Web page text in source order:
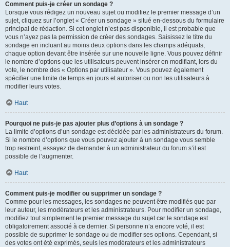
Comment puis-je créer un sondage ?
Lorsque vous rédigez un nouveau sujet ou modifiez le premier message d’un
sujet, cliquez sur l’onglet « Créer un sondage » situé en-dessous du formulaire
principal de rédaction. Si cet onglet n’est pas disponible, il est probable que
vous n’ayez pas la permission de créer des sondages. Saisissez le titre du
sondage en incluant au moins deux options dans les champs adéquats,
chaque option devant être insérée sur une nouvelle ligne. Vous pouvez définir
le nombre d’options que les utilisateurs peuvent insérer en modifiant, lors du
vote, le nombre des « Options par utilisateur ». Vous pouvez également
spécifier une limite de temps en jours et autoriser ou non les utilisateurs à
modifier leurs votes.
Haut
Pourquoi ne puis-je pas ajouter plus d’options à un sondage ?
La limite d’options d’un sondage est décidée par les administrateurs du forum.
Si le nombre d’options que vous pouvez ajouter à un sondage vous semble
trop restreint, essayez de demander à un administrateur du forum s’il est
possible de l’augmenter.
Haut
Comment puis-je modifier ou supprimer un sondage ?
Comme pour les messages, les sondages ne peuvent être modifiés que par
leur auteur, les modérateurs et les administrateurs. Pour modifier un sondage,
modifiez tout simplement le premier message du sujet car le sondage est
obligatoirement associé à ce dernier. Si personne n’a encore voté, il est
possible de supprimer le sondage ou de modifier ses options. Cependant, si
des votes ont été exprimés, seuls les modérateurs et les administrateurs